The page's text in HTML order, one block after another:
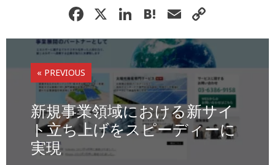
F
a
c
e
b
o
o
k
X Li
n
k
e
dI
n
H
at
e
n
a
E
m
ai
l
o
p
y
Li
n
k
« PREVIOUS
新規事業領域における新サイ
ト立ち上げをスピーディーに
実現